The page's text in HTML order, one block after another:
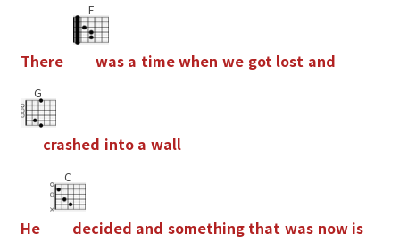
There
F
was a timewhen we got lost and
G
crashed into a wall
He
C
decided and something that was now is